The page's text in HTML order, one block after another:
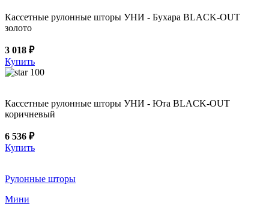
Кассетные рулонные шторы УНИ - Бухара BLACK-OUT
золото
3 018 ₽
Купить
100
Кассетные рулонные шторы УНИ - Юта BLACK-OUT
коричневый
6 536 ₽
Купить
Рулонные шторы
Мини